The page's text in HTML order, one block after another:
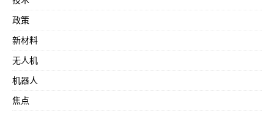
政策
新材料
无人机
机器人
焦点